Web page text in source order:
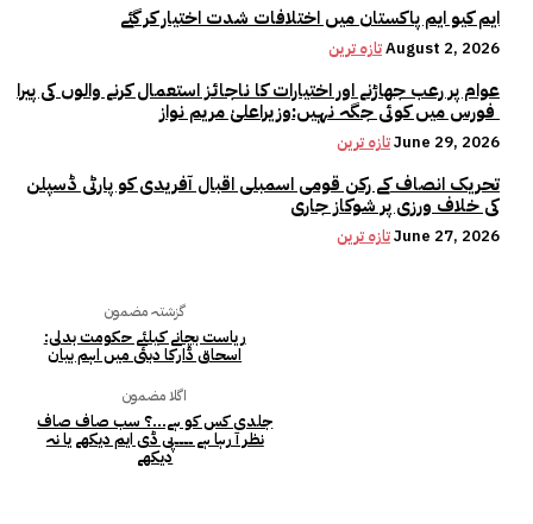
ایم کیو ایم پاکستان میں اختلافات شدت اختیار کر گئے
تازہ ترینAugust 2, 2026
عوام پر رعب جھاڑنے اور اختیارات کا ناجائز استعمال کرنے والوں کی پیرا
تازہ ترینJune 29, 2026
تحریک انصاف کے رکن قومی اسمبلی اقبال آفریدی کو پارٹی ڈسپلن
کی خلاف ورزی پر شوکاز جاری
تازہ ترینJune 27, 2026
گزشتہ مضمون
ریاست بچانے کیلئے حکومت بدلی:
اسحاق ڈارکا دبئی میں اہم بیان
اگلا مضمون
جلدی کس کو ہے…؟ سب صاف صاف
نظر آ رہا ہے ۔۔۔۔پی ڈی ایم دیکھے یا نہ
دیکھے